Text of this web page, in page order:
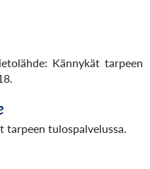
Kännykät tarpeen
tarpeen tulospalvelussa.